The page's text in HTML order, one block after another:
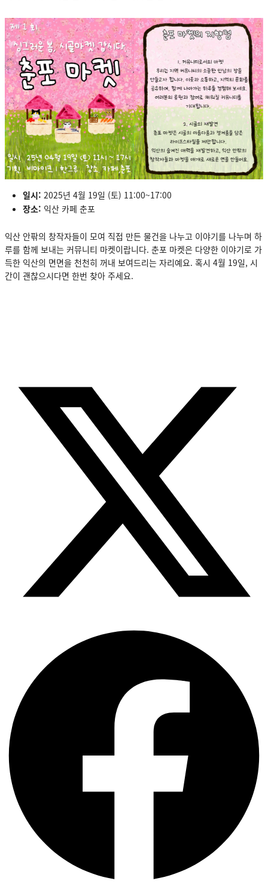
일시: 2025년 4월 19일 (토) 11:00~17:00
장소: 익산 카페 춘포
익산 안팎의 창작자들이 모여 직접 만든 물건을 나누고 이야기를 나누며 하
루를 함께 보내는 커뮤니티 마켓이랍니다. 춘포 마켓은 다양한 이야기로 가
득한 익산의 면면을 천천히 꺼내 보여드리는 자리예요. 혹시 4월 19일, 시
간이 괜찮으시다면 한번 찾아 주세요.